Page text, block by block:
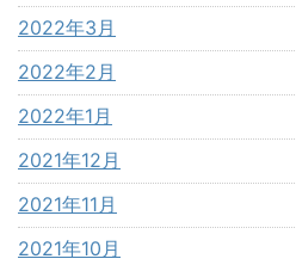
2022年3月
2022年2月
2022年1月
2021年12月
2021年11月
2021年10月